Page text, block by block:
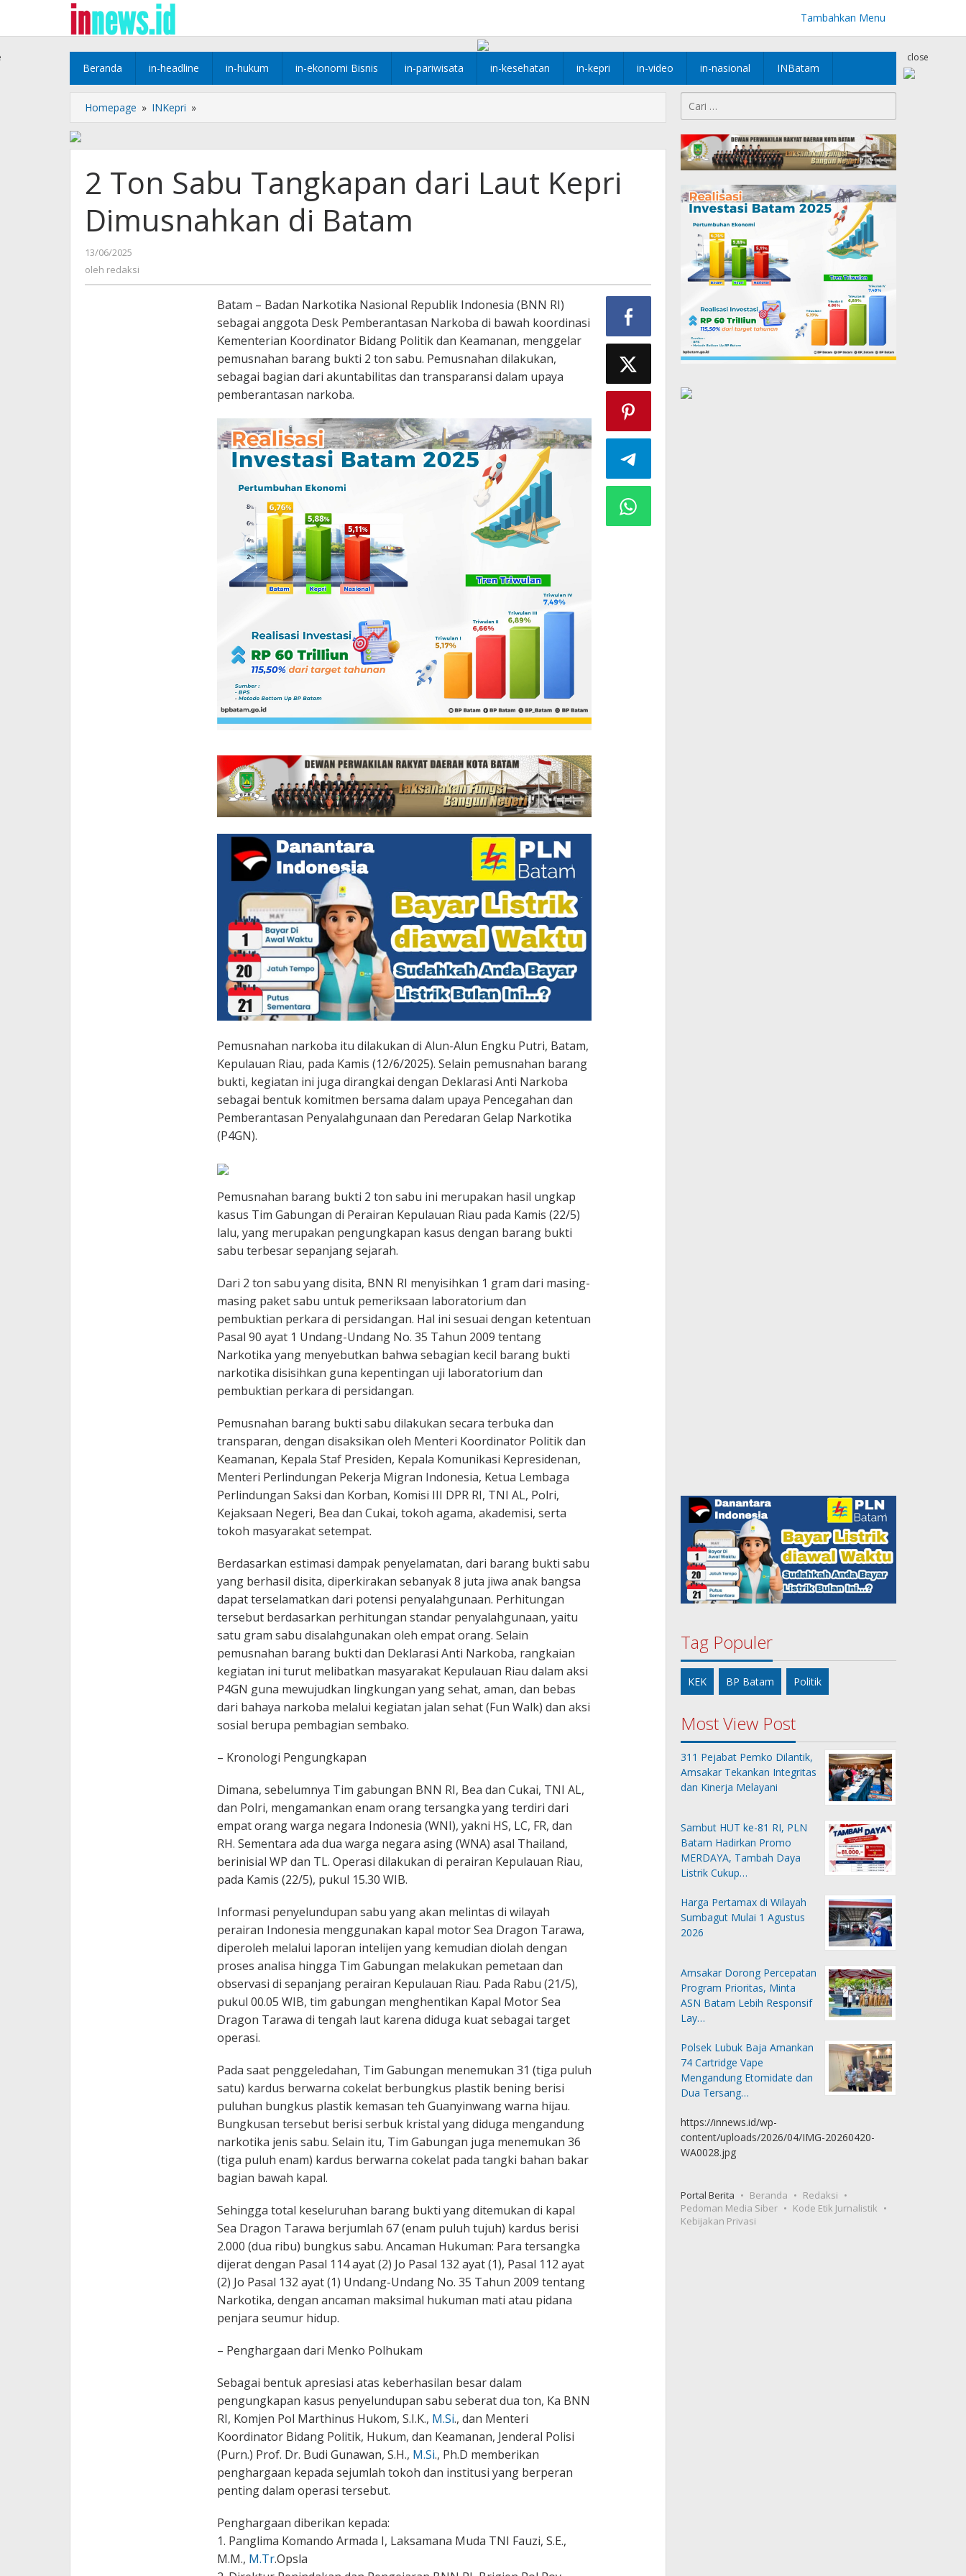
konten
Tambahkan Menu
Beranda in-headline in-hukum in-ekonomi Bisnis in-pariwisata in-kesehatan in-kepri in-video in-nasional INBatam
close
Homepage » INKepri »
Ton
Tangkapan
dari
Laut
Kepri
Dimusnahkan
di
2 Ton Sabu Tangkapan dari Laut Kepri
Dimusnahkan di Batam
13/06/2025
redaksi
oleh redaksi
Batam – Badan Narkotika Nasional Republik Indonesia (BNN RI)
sebagai anggota Desk Pemberantasan Narkoba di bawah koordinasi
Kementerian Koordinator Bidang Politik dan Keamanan, menggelar
pemusnahan barang bukti 2 ton sabu. Pemusnahan dilakukan,
sebagai bagian dari akuntabilitas dan transparansi dalam upaya
pemberantasan narkoba.
Pemusnahan narkoba itu dilakukan di Alun-Alun Engku Putri, Batam,
Kepulauan Riau, pada Kamis (12/6/2025). Selain pemusnahan barang
bukti, kegiatan ini juga dirangkai dengan Deklarasi Anti Narkoba
sebagai bentuk komitmen bersama dalam upaya Pencegahan dan
Pemberantasan Penyalahgunaan dan Peredaran Gelap Narkotika
(P4GN).
Pemusnahan barang bukti 2 ton sabu ini merupakan hasil ungkap
kasus Tim Gabungan di Perairan Kepulauan Riau pada Kamis (22/5)
lalu, yang merupakan pengungkapan kasus dengan barang bukti
sabu terbesar sepanjang sejarah.
Dari 2 ton sabu yang disita, BNN RI menyisihkan 1 gram dari masing-
masing paket sabu untuk pemeriksaan laboratorium dan
pembuktian perkara di persidangan. Hal ini sesuai dengan ketentuan
Pasal 90 ayat 1 Undang-Undang No. 35 Tahun 2009 tentang
Narkotika yang menyebutkan bahwa sebagian kecil barang bukti
narkotika disisihkan guna kepentingan uji laboratorium dan
pembuktian perkara di persidangan.
Pemusnahan barang bukti sabu dilakukan secara terbuka dan
transparan, dengan disaksikan oleh Menteri Koordinator Politik dan
Keamanan, Kepala Staf Presiden, Kepala Komunikasi Kepresidenan,
Menteri Perlindungan Pekerja Migran Indonesia, Ketua Lembaga
Perlindungan Saksi dan Korban, Komisi III DPR RI, TNI AL, Polri,
Kejaksaan Negeri, Bea dan Cukai, tokoh agama, akademisi, serta
tokoh masyarakat setempat.
Berdasarkan estimasi dampak penyelamatan, dari barang bukti sabu
yang berhasil disita, diperkirakan sebanyak 8 juta jiwa anak bangsa
dapat terselamatkan dari potensi penyalahgunaan. Perhitungan
tersebut berdasarkan perhitungan standar penyalahgunaan, yaitu
satu gram sabu disalahgunakan oleh empat orang. Selain
pemusnahan barang bukti dan Deklarasi Anti Narkoba, rangkaian
kegiatan ini turut melibatkan masyarakat Kepulauan Riau dalam aksi
P4GN guna mewujudkan lingkungan yang sehat, aman, dan bebas
dari bahaya narkoba melalui kegiatan jalan sehat (Fun Walk) dan aksi
sosial berupa pembagian sembako.
– Kronologi Pengungkapan
Dimana, sebelumnya Tim gabungan BNN RI, Bea dan Cukai, TNI AL,
dan Polri, mengamankan enam orang tersangka yang terdiri dari
empat orang warga negara Indonesia (WNI), yakni HS, LC, FR, dan
RH. Sementara ada dua warga negara asing (WNA) asal Thailand,
berinisial WP dan TL. Operasi dilakukan di perairan Kepulauan Riau,
pada Kamis (22/5), pukul 15.30 WIB.
Informasi penyelundupan sabu yang akan melintas di wilayah
perairan Indonesia menggunakan kapal motor Sea Dragon Tarawa,
diperoleh melalui laporan intelijen yang kemudian diolah dengan
proses analisa hingga Tim Gabungan melakukan pemetaan dan
observasi di sepanjang perairan Kepulauan Riau. Pada Rabu (21/5),
pukul 00.05 WIB, tim gabungan menghentikan Kapal Motor Sea
Dragon Tarawa di tengah laut karena diduga kuat sebagai target
operasi.
Pada saat penggeledahan, Tim Gabungan menemukan 31 (tiga puluh
satu) kardus berwarna cokelat berbungkus plastik bening berisi
puluhan bungkus plastik kemasan teh Guanyinwang warna hijau.
Bungkusan tersebut berisi serbuk kristal yang diduga mengandung
narkotika jenis sabu. Selain itu, Tim Gabungan juga menemukan 36
(tiga puluh enam) kardus berwarna cokelat pada tangki bahan bakar
bagian bawah kapal.
Sehingga total keseluruhan barang bukti yang ditemukan di kapal
Sea Dragon Tarawa berjumlah 67 (enam puluh tujuh) kardus berisi
2.000 (dua ribu) bungkus sabu. Ancaman Hukuman: Para tersangka
dijerat dengan Pasal 114 ayat (2) Jo Pasal 132 ayat (1), Pasal 112 ayat
(2) Jo Pasal 132 ayat (1) Undang-Undang No. 35 Tahun 2009 tentang
Narkotika, dengan ancaman maksimal hukuman mati atau pidana
penjara seumur hidup.
– Penghargaan dari Menko Polhukam
Sebagai bentuk apresiasi atas keberhasilan besar dalam
pengungkapan kasus penyelundupan sabu seberat dua ton, Ka BNN
RI, Komjen Pol Marthinus Hukom, S.I.K., M.Si., dan Menteri
Koordinator Bidang Politik, Hukum, dan Keamanan, Jenderal Polisi
(Purn.) Prof. Dr. Budi Gunawan, S.H., M.Si., Ph.D memberikan
penghargaan kepada sejumlah tokoh dan institusi yang berperan
penting dalam operasi tersebut.
Penghargaan diberikan kepada:
1. Panglima Komando Armada I, Laksamana Muda TNI Fauzi, S.E.,
M.M., M.Tr.Opsla
untuk:
Tag Populer
KEK BP Batam Politik
Most View Post
311 Pejabat Pemko Dilantik,
Amsakar Tekankan Integritas
dan Kinerja Melayani
Sambut HUT ke-81 RI, PLN
Batam Hadirkan Promo
MERDAYA, Tambah Daya
Listrik Cukup…
Harga Pertamax di Wilayah
Sumbagut Mulai 1 Agustus
2026
Amsakar Dorong Percepatan
Program Prioritas, Minta
ASN Batam Lebih Responsif
Lay…
Polsek Lubuk Baja Amankan
74 Cartridge Vape
Mengandung Etomidate dan
Dua Tersang…
https://innews.id/wp-
content/uploads/2026/04/IMG-20260420-
WA0028.jpg
Portal Berita Beranda
Redaksi
Pedoman Media Siber
Kode Etik Jurnalistik
Kebijakan Privasi